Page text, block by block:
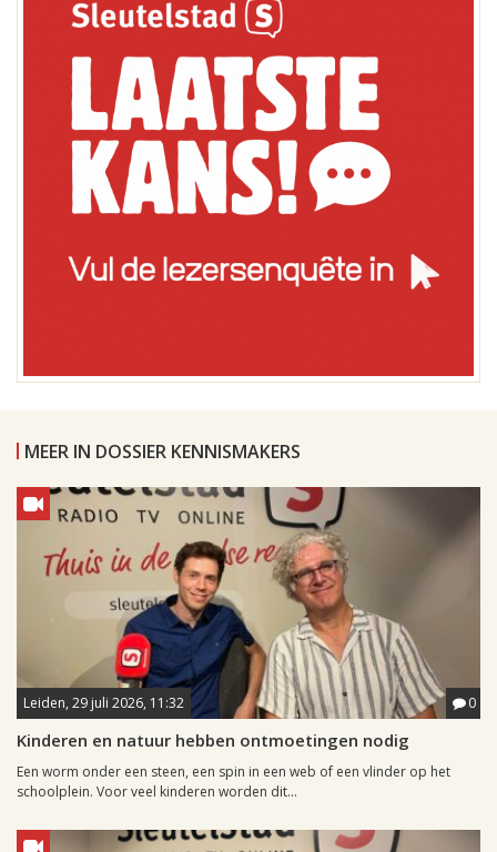
MEER IN DOSSIER KENNISMAKERS
Leiden, 29 juli 2026, 11:32 0
Kinderen en natuur hebben ontmoetingen nodig
Een worm onder een steen, een spin in een web of een vlinder op het
schoolplein. Voor veel kinderen worden dit...